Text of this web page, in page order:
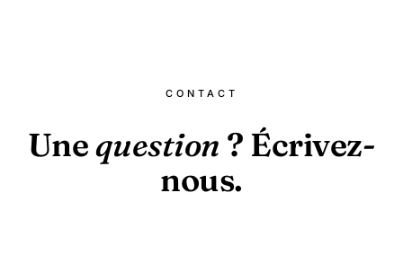
CONTACT
Unequestion ? Écrivez-
nous.